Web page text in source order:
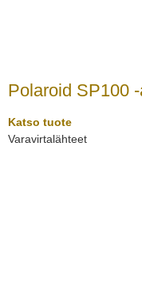
Polaroid SP100
Katso tuote
Varavirtalähteet